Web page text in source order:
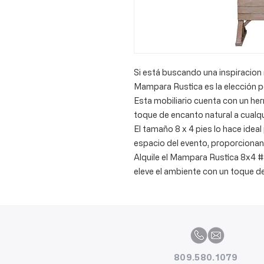
Si está buscando una
Mampara Rustica es la elección
Esta mobiliario cuenta con un
toque de encanto natural a
El tamaño 8 x 4 pies lo hace
espacio del evento,
Alquile el Mampara Rustica 8x4
eleve el ambiente con un toque
809.580.1079